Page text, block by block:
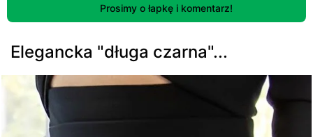
Prosimy o łapkę i komentarz!
Elegancka "długa czarna"...